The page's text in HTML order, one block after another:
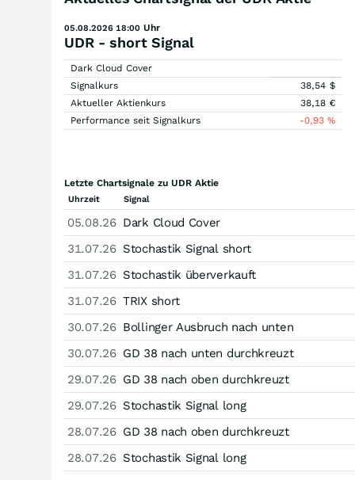
05.08.2026 18:00 Uhr
UDR - short Signal
Dark Cloud Cover
Signalkurs
38,54 $
Aktueller Aktienkurs
38,18 €
Performance seit Signalkurs
-0,93 %
Letzte Chartsignale zu UDR Aktie
Uhrzeit Signal
05.08.26 Dark Cloud Cover
31.07.26 Stochastik Signal short
31.07.26 Stochastik überverkauft
31.07.26 TRIX short
30.07.26 Bollinger Ausbruch nach unten
30.07.26 GD 38 nach unten durchkreuzt
29.07.26 GD 38 nach oben durchkreuzt
29.07.26 Stochastik Signal long
28.07.26 GD 38 nach oben durchkreuzt
28.07.26 Stochastik Signal long